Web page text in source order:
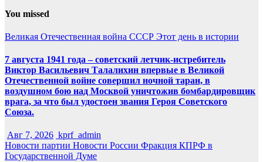
You missed
Великая Отечественная война СССР Этот день в истории
7 августа 1941 года – советский летчик-истребитель
Виктор Васильевич Талалихин впервые в Великой
Отечественной войне совершил ночной таран, в
воздушном бою над Москвой уничтожив бомбардировщик
врага, за что был удостоен звания Героя Советского
Союза.
Авг 7, 2026 kprf_admin
Новости партии Новости России Фракция КПРФ в
Государственной Думе